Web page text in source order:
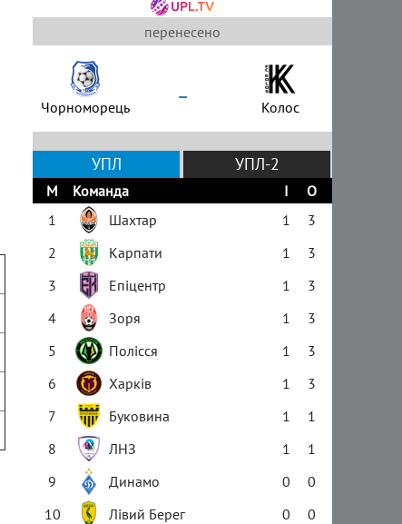
перенесено
Чорноморець – Колос
УПЛ УПЛ-2
М Команда І
О
1
Шахтар 1
3
2
Карпати 1
3
3
Епіцентр 1
3
4
Зоря 1
3
5
Полісся 1
3
6
Харків 1
3
7
Буковина 1
1
8
ЛНЗ 1
1
9
Динамо 0
0
10
Лівий Берег 0
0